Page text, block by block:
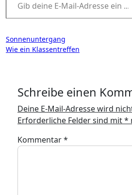
Beitragsnavigation
Sonnenuntergang
Wie ein Klassentreffen
Schreibe einen
Deine E-Mail-Adresse wird
Erforderliche Felder sind mit*
Kommentar*